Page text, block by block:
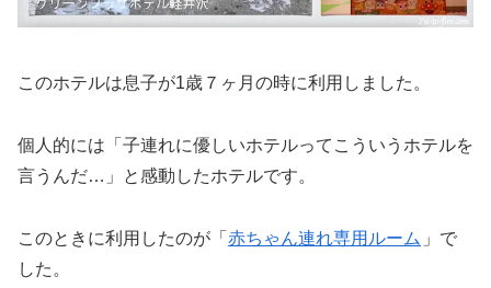
このホテルは息子が1歳７ヶ月の時に利用しました。
個人的には「子連れに優しいホテルってこういうホテルを
言うんだ…」と感動したホテルです。
このときに利用したのが「 赤ちゃん連れ専用ルーム 」で
した。